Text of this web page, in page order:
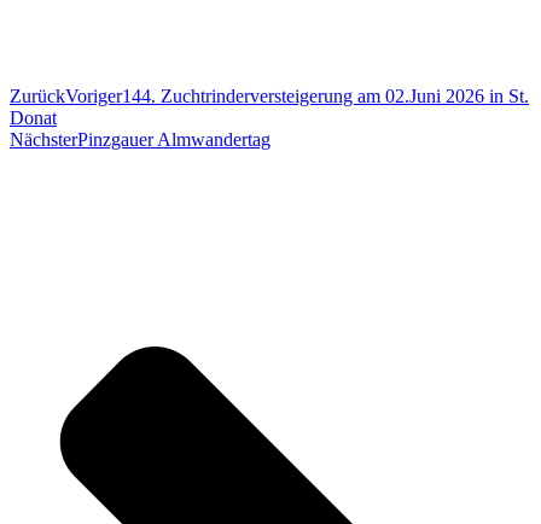
ZurückVoriger144. Zuchtrinderversteigerung am 02.Juni 2026 in St.
Donat
NächsterPinzgauer Almwandertag